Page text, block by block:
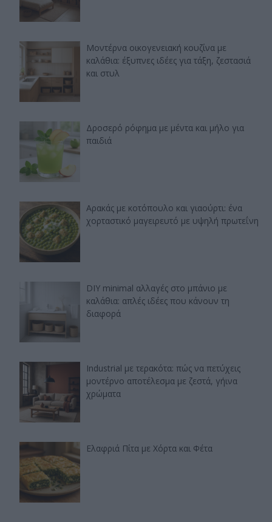
Μοντέρνα οικογενειακή κουζίνα με
καλάθια: έξυπνες ιδέες για τάξη, ζεστασιά
και στυλ
Δροσερό ρόφημα με μέντα και μήλο για
παιδιά
Αρακάς με κοτόπουλο και γιαούρτι: ένα
χορταστικό μαγειρευτό με υψηλή πρωτεΐνη
DIY minimal αλλαγές στο μπάνιο με
καλάθια: απλές ιδέες που κάνουν τη
διαφορά
Industrial με τερακότα: πώς να πετύχεις
μοντέρνο αποτέλεσμα με ζεστά, γήινα
χρώματα
Ελαφριά Πίτα με Χόρτα και Φέτα